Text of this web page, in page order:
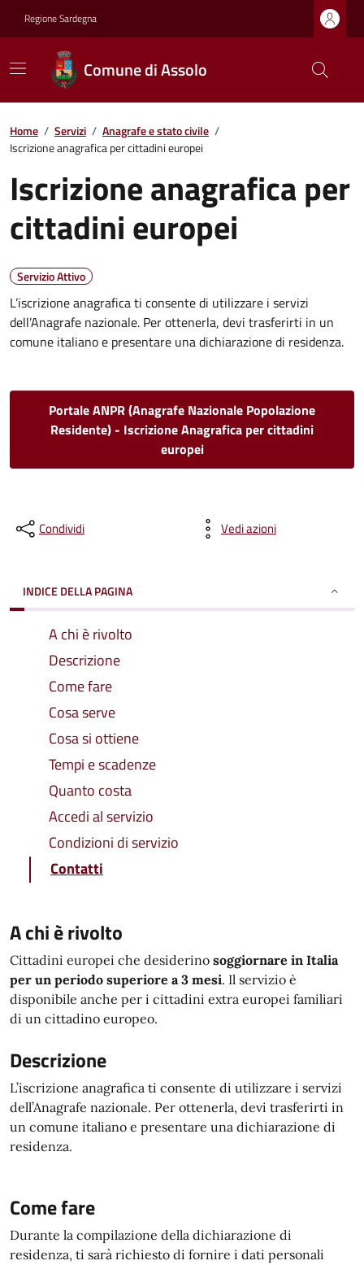
Regione Sardegna
Comune di Assolo
Home / Servizi / Anagrafe e stato civile /
Iscrizione anagrafica per cittadini europei
Iscrizione anagrafica per
cittadini europei
Servizio Attivo
L’iscrizione anagrafica ti consente di utilizzare i servizi
dell’Anagrafe nazionale. Per ottenerla, devi trasferirti in un
comune italiano e presentare una dichiarazione di residenza.
Portale ANPR (Anagrafe Nazionale Popolazione
Residente) - Iscrizione Anagrafica per cittadini
europei
Condividi Vedi azioni
INDICE DELLA PAGINA
A chi è rivolto
Descrizione
Come fare
Cosa serve
Cosa si ottiene
Tempi e scadenze
Quanto costa
Accedi al servizio
Condizioni di servizio
Contatti
A chi è rivolto
Cittadini europei che desiderino soggiornare in Italia
per un periodo superiore a 3 mesi. Il servizio è
disponibile anche per i cittadini extra europei familiari
di un cittadino europeo.
Descrizione
L’iscrizione anagrafica ti consente di utilizzare i servizi
dell’Anagrafe nazionale. Per ottenerla, devi trasferirti in
un comune italiano e presentare una dichiarazione di
residenza.
Come fare
Durante la compilazione della dichiarazione di
residenza, ti sarà richiesto di fornire i dati personali